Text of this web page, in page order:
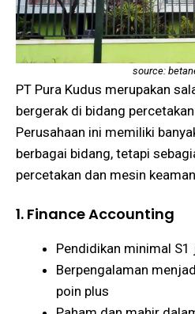
source:
PT Pura Kudus merupakan
bergerak di bidang
Perusahaan ini memiliki
berbagai bidang, tetapi
percetakan dan mesin
1. Finance Accounting
Pendidikan minimal
Berpengalaman
poin plus